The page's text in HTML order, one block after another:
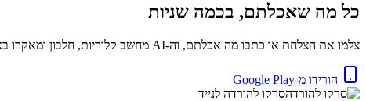
כל מה שאכלתם, בכמה שניות
צלמו את הצלחת או כתבו מה אכלתם, וה-AI מחשב קלוריות, חלבון ומאקרו באופן מיידי. בחינם.
הורידו מ-Google Play
סרקו להורדה לנייד